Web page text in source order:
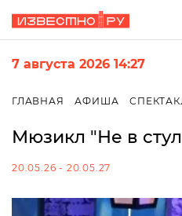
7 августа 2026 14:27
ГЛАВНАЯ АФИША
Мюзикл "Не в
20.05.26 - 20.05.27